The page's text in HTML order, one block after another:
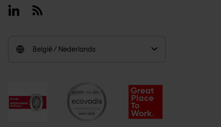
LinkedinRSS
België / Nederlands